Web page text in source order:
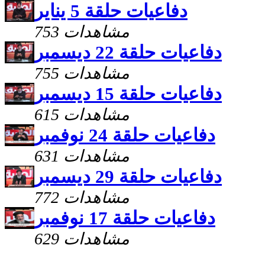
دفاعيات حلقة 5 يناير
753 مشاهدات
دفاعيات حلقة 22 ديسمبر
755 مشاهدات
دفاعيات حلقة 15 ديسمبر
615 مشاهدات
دفاعيات حلقة 24 نوفمبر
631 مشاهدات
دفاعيات حلقة 29 ديسمبر
772 مشاهدات
دفاعيات حلقة 17 نوفمبر
629 مشاهدات